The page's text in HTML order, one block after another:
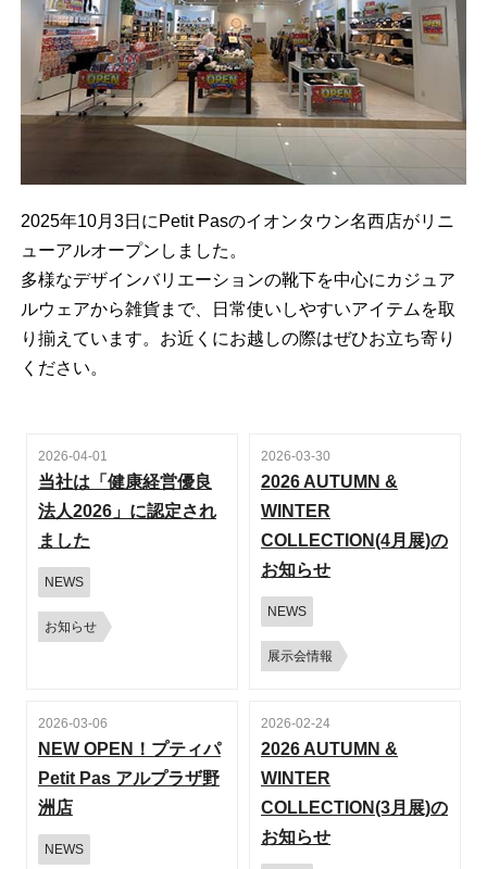
2025年10月3日にPetit Pasのイオンタウン名西店がリニ
ューアルオープンしました。
多様なデザインバリエーションの靴下を中心にカジュア
ルウェアから雑貨まで、日常使いしやすいアイテムを取
り揃えています。お近くにお越しの際はぜひお立ち寄り
ください。
2026-04-01
当社は「健康経営優良
法人2026」に認定され
ました
NEWS
お知らせ
2026-03-30
2026 AUTUMN &
WINTER
COLLECTION(4月展)の
お知らせ
NEWS
展示会情報
2026-03-06
NEW OPEN！プティパ
Petit Pas アルプラザ野
洲店
NEWS
2026-02-24
2026 AUTUMN &
WINTER
COLLECTION(3月展)の
お知らせ